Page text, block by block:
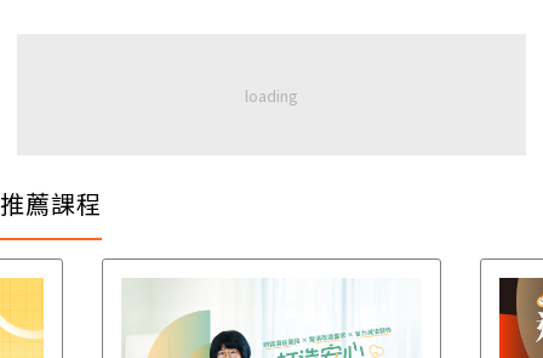
推薦課程